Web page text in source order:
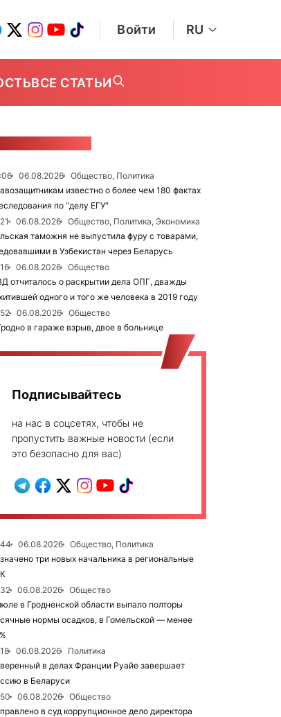
Войти RU
ВСЕ СТАТЬИ
06.08.2026
Общество, Политика
известно о более чем 180 фактах
по "делу ЕГУ"
06.08.2026
Общество, Политика, Экономика
таможня не выпустила фуру с товарами,
в Узбекистан через Беларусь
06.08.2026
Общество
отчиталось о раскрытии дела ОПГ, дважды
одного и того же человека в 2019 году
06.08.2026
Общество
в гараже взрыв, двое в больнице
Подписывайтесь
на нас в соцсетях, чтобы не
пропустить важные новости (если
это безопасно для вас)
06.08.2026
Общество, Политика
три новых начальника в региональные
06.08.2026
Общество
в Гродненской области выпало полторы
нормы осадков, в Гомельской — менее
06.08.2026
Политика
в делах Франции Руайе завершает
в Беларуси
06.08.2026
Общество
в суд коррупционное дело директора